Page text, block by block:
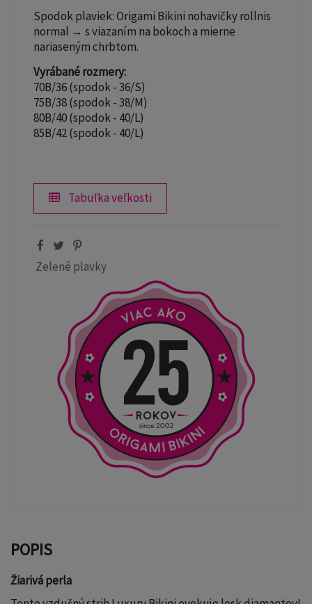
Spodok plaviek: Origami Bikini nohavičky rollnis
normal → s viazaním na bokoch a mierne
nariaseným chrbtom.
Vyrábané rozmery:
70B/36 (spodok - 36/S)
75B/38 (spodok - 38/M)
80B/40 (spodok - 40/L)
85B/42 (spodok - 40/L)
Tabuľka veľkosti
Zelené plavky
POPIS
Žiarivá perla